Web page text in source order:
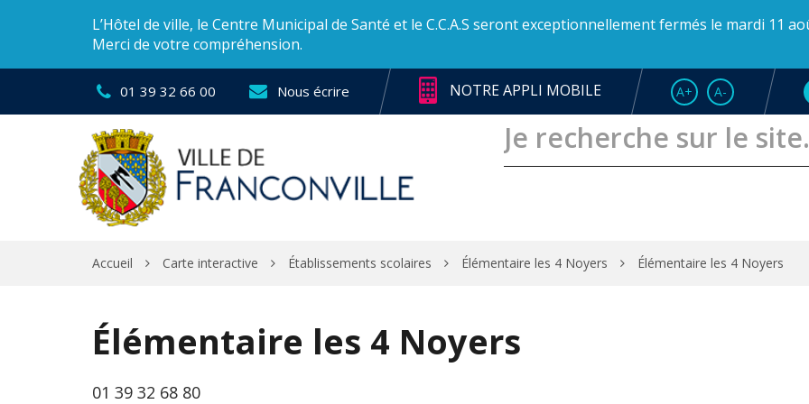
L’Hôtel de ville, le Centre Municipal de Santé et le C.C.A.S seront exceptionnellement fermés le mardi 11
Merci de votre compréhension.
01 39 32 66 00 Nous écrire NOTRE APPLI MOBILE A+AUGMENTER LA
A-RÉDUIRE LA
Accueil Carte interactive Établissements scolaires Élémentaire les 4 Noyers Élémentaire les 4 Noyers
Élémentaire les 4 Noyers
01 39 32 68 80